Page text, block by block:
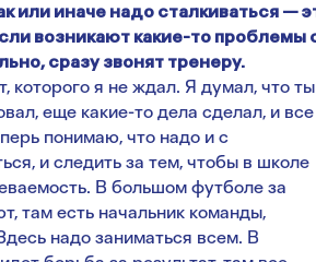
или иначе надо сталкиваться —
возникают какие-то проблемы
сразу звонят тренеру.
которого я не ждал. Я думал, что ты
еще какие-то дела сделал, и все
понимаю, что надо и с
и следить за тем, чтобы в школе
В большом футболе за
там есть начальник команды,
надо заниматься всем. В